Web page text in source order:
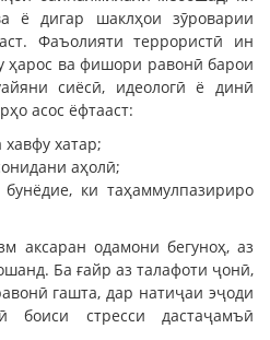
ё дигар шаклҳои зӯроварии
Фаъолияти террористӣ ин
ҳарос ва фишори равонӣ барои
сиёсӣ, идеологӣ ё динӣ
асос ёфтааст:
хатар;
аҳолӣ;
ки таҳаммулпазириро
аксаран одамони бегуноҳ, аз
Ба ғайр аз талафоти ҷонӣ,
гашта, дар натиҷаи эҷоди
боиси стресси дастаҷамъӣ